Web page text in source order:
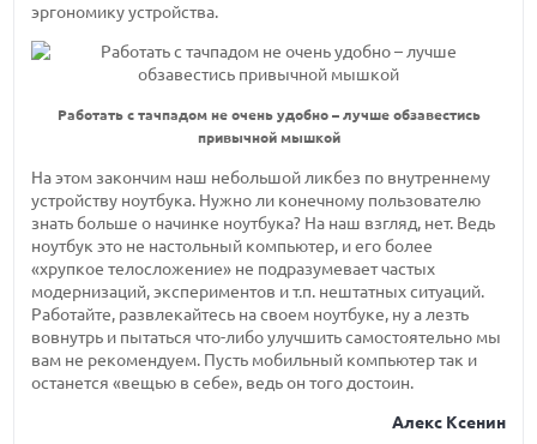
эргономику устройства.
Работать с тачпадом не очень удобно – лучше обзавестись
привычной мышкой
На этом закончим наш небольшой ликбез по внутреннему
устройству ноутбука. Нужно ли конечному пользователю
знать больше о начинке ноутбука? На наш взгляд, нет. Ведь
ноутбук это не настольный компьютер, и его более
«хрупкое телосложение» не подразумевает частых
модернизаций, экспериментов и т.п. нештатных ситуаций.
Работайте, развлекайтесь на своем ноутбуке, ну а лезть
вовнутрь и пытаться что-либо улучшить самостоятельно мы
вам не рекомендуем. Пусть мобильный компьютер так и
останется «вещью в себе», ведь он того достоин.
Алекс Ксенин